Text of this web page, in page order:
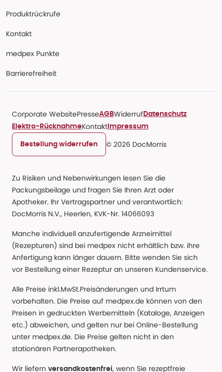
Produktrückrufe
Kontakt
medpex Punkte
Barrierefreiheit
Corporate WebsitePresseAGBWiderruf Datenschutz
Elektro-RücknahmeKontakt Impressum
Bestellung widerrufen © 2026 DocMorris
Zu Risiken und Nebenwirkungen lesen Sie die
Packungsbeilage und fragen Sie Ihren Arzt oder
Apotheker. Ihr Vertragspartner und verantwortlich:
DocMorris N.V., Heerlen, KVK-Nr. 14066093
Manche individuell anzufertigende Arzneimittel
(Rezepturen) sind bei medpex nicht erhältlich bzw. ihre
Anfertigung kann länger dauern. Bitte wenden Sie sich
vor Bestellung einer Rezeptur an unseren Kundenservice.
Alle Preise inkl.MwSt.Preisänderungen und Irrtum
vorbehalten. Die Preise auf medpex.de können von den
Preisen in gedruckten Werbemitteln (Kataloge, Anzeigen
etc.) abweichen, und gelten nur bei Online-Bestellung
unter medpex.de. Die Preise gelten nicht in den
stationären Partnerapotheken.
Wir liefern versandkostenfrei, wenn Sie rezeptfreie